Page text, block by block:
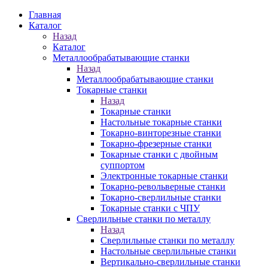
Главная
Каталог
Назад
Каталог
Металлообрабатывающие станки
Назад
Металлообрабатывающие станки
Токарные станки
Назад
Токарные станки
Настольные токарные станки
Токарно-винторезные станки
Токарно-фрезерные станки
Токарные станки с двойным
суппортом
Электронные токарные станки
Токарно-револьверные станки
Токарно-сверлильные станки
Токарные станки с ЧПУ
Сверлильные станки по металлу
Назад
Сверлильные станки по металлу
Настольные сверлильные станки
Вертикально-сверлильные станки